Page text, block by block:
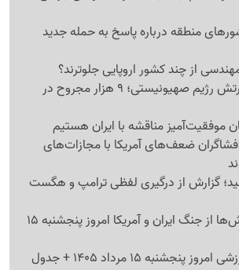
منطقه درباره پاسخ به حمله جدید
از چند کشور اروپایی جلوترند؟
آمار تازه از تلفات ارتش رژیم صهیونیستی؛ 9 هزار مجروح در
موفقیت‌آمیز مناقشه با ایران هستیم
ضعف‌های آمریکا با مجازات‌های
گزارش از درگیری لفظی ترامپ و هگست
آخرین اخبار و گزارش‌ها از جنگ ایران و آمریکا امروز پنجشنبه 15
برنامه مسابقات ورزشی امروز پنجشنبه 15 مرداد 1405 + جدول